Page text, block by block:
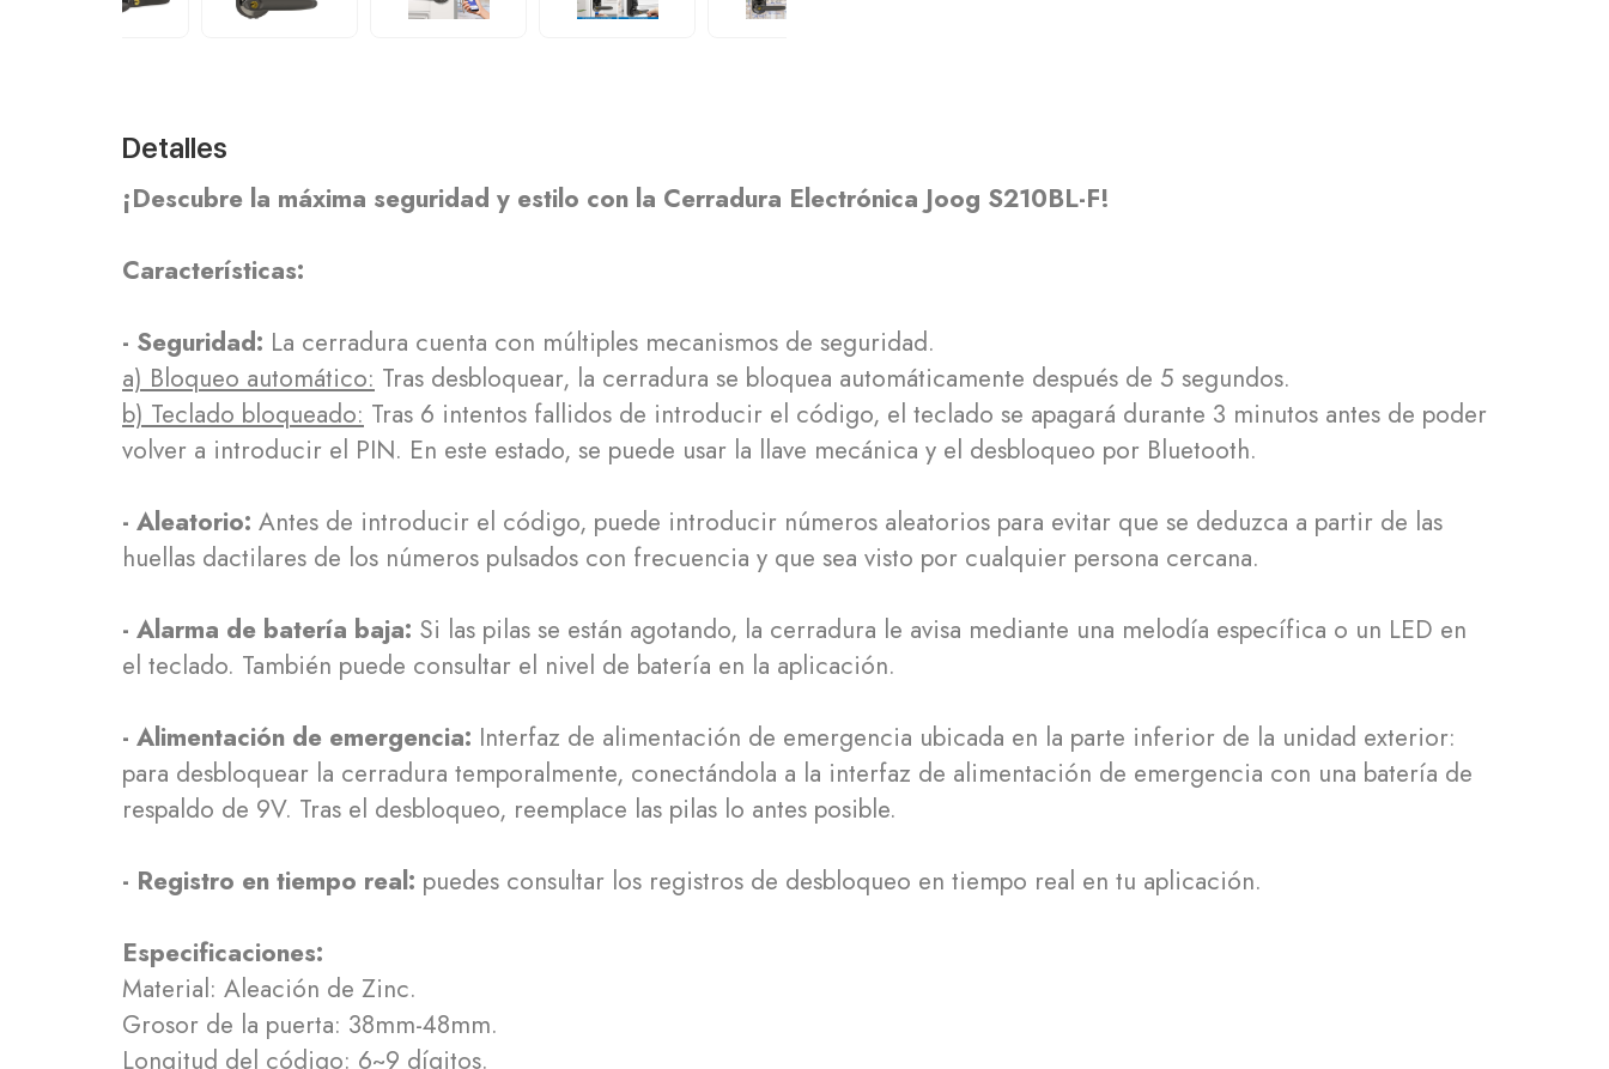
Detalles
¡Descubre la máxima seguridad y estilo con la Cerradura Electrónica Joog S210BL-F!
Características:
- Seguridad: La cerradura cuenta con múltiples mecanismos de seguridad.
a) Bloqueo automático: Tras desbloquear, la cerradura se bloquea automáticamente después de 5 segundos.
b) Teclado bloqueado: Tras 6 intentos fallidos de introducir el código, el teclado se apagará durante 3 minutos antes de poder
volver a introducir el PIN. En este estado, se puede usar la llave mecánica y el desbloqueo por Bluetooth.
- Aleatorio: Antes de introducir el código, puede introducir números aleatorios para evitar que se deduzca a partir de las
huellas dactilares de los números pulsados con frecuencia y que sea visto por cualquier persona cercana.
- Alarma de batería baja: Si las pilas se están agotando, la cerradura le avisa mediante una melodía específica o un LED en
el teclado. También puede consultar el nivel de batería en la aplicación.
- Alimentación de emergencia: Interfaz de alimentación de emergencia ubicada en la parte inferior de la unidad exterior:
para desbloquear la cerradura temporalmente, conectándola a la interfaz de alimentación de emergencia con una batería de
respaldo de 9V. Tras el desbloqueo, reemplace las pilas lo antes posible.
- Registro en tiempo real: puedes consultar los registros de desbloqueo en tiempo real en tu aplicación.
Especificaciones:
Material: Aleación de Zinc.
Grosor de la puerta: 38mm-48mm.
Longitud del código: 6~9 dígitos.